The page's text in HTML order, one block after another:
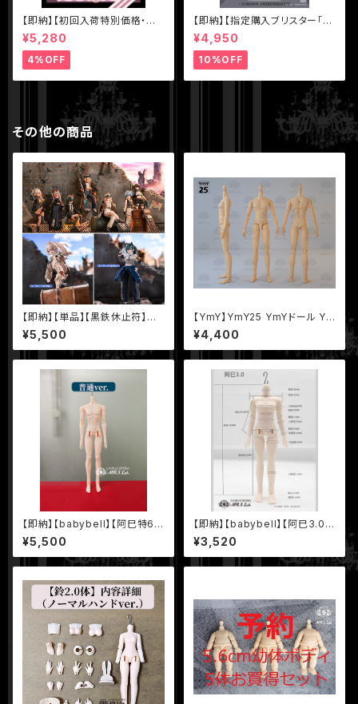
【即納】【初回入荷特別価格・単
品】【MEOW3（ニャニャニャ次
元）】シリーズ【不可食用人形Ine
dible Doll】1/8 BJD ブライン
ドドール
¥5,280
4%OFF
【即納】【指定購入ブリスター「色
違いアスタ（黒マント）】【秘境巡
礼】シリーズ【Sunless】スタジ
オ 1/12 BJD ブラインドドール
¥4,950
10%OFF
その他の商品
【即納】【単品】【黒鉄休止符】シ
リーズ【Neo Eden Toys】 MJ
D ブラインドドール
¥5,500
【YmY】YmY25 YmYドール Ym
Yボディ ミルク 薄サンライト
¥4,400
【即納】【babybell】【阿巳特6
体・普通ver.（薄肌款）】30.0cm
1/6 BJD 球体関節人形 ボディ
¥5,500
【即納】【babybell】【阿巳3.0・
腹筋ver.】14.0cm 1/12 BJD
球体関節人形 ボディ
¥3,520